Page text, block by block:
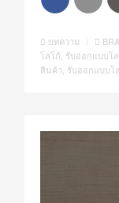
บทความ /
โลโก้ รับออกแบบโ
สินค้า รับออกแบบโ